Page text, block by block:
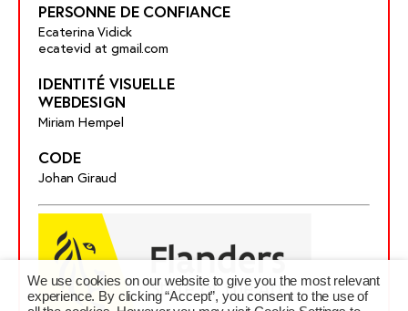
PERSONNE DE CONFIANCE
Ecaterina Vidick
ecatevid at gmail.com
IDENTITÉ VISUELLE
WEBDESIGN
Miriam Hempel
CODE
Johan Giraud
We use cookies on our website to give you the most relevant
experience. By clicking “Accept”, you consent to the use of